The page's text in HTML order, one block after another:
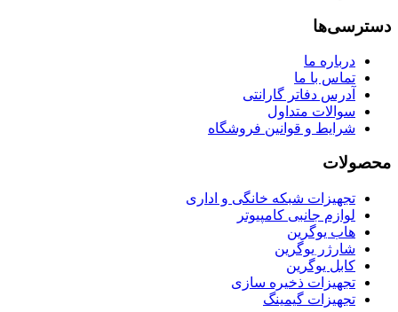
دسترسی‌ها
درباره ما
تماس با ما
آدرس دفاتر گارانتی
سوالات متداول
شرایط و قوانین فروشگاه
محصولات
تجهیزات شبکه خانگی و اداری
لوازم جانبی کامپیوتر
هاب یوگرین
شارژر یوگرین
کابل یوگرین
تجهیزات ذخیره سازی
تجهیزات گیمینگ